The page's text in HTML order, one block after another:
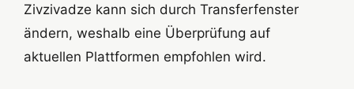
Zivzivadze kann sich durch Transferfenster
ändern, weshalb eine Überprüfung auf
aktuellen Plattformen empfohlen wird.